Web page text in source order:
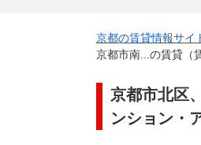
京都の賃貸情報サイ
京都市南...の賃貸（
京都市北区
ンション・